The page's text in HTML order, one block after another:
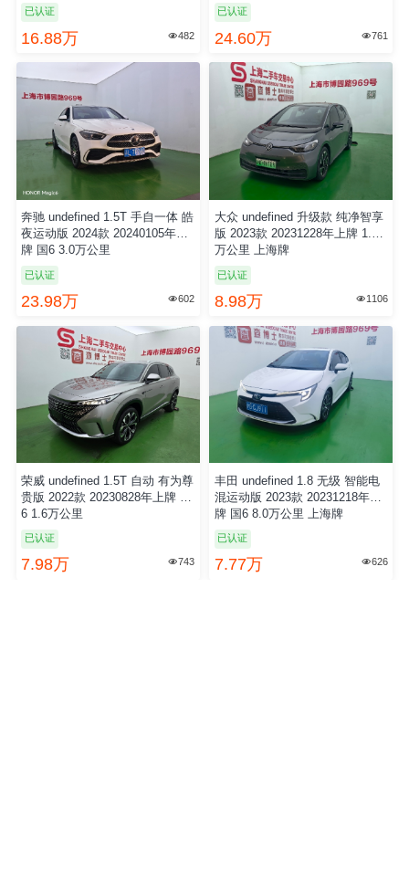
已认证
16.88万 482
已认证
24.60万 761
奔驰 undefined 1.5T 手自一体 皓
夜运动版 2024款 20240105年上
牌 国6 3.0万公里
已认证
23.98万 602
大众 undefined 升级款 纯净智享
版 2023款 20231228年上牌 1.68
万公里 上海牌
已认证
8.98万  1106
荣威 undefined 1.5T 自动 有为尊
贵版 2022款 20230828年上牌 国
6 1.6万公里
已认证
7.98万 743
丰田 undefined 1.8 无级 智能电
混运动版 2023款 20231218年上
牌 国6 8.0万公里 上海牌
已认证
7.77万 626